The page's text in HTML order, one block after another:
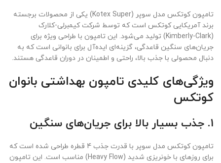
تامپون کوتکس مدل سوپر (Kotex Super) یکی از محصولات برجسته
برند آمریکایی کوتکس است که توسط شرکت کیمبرلی-کلارک
(Kimberly-Clark) تولید می‌شود. این تامپون با طراحی ویژه برای
جریان‌های سنگین قاعدگی، گزینه‌ای ایده‌آل برای بانوانی است که به
دنبال محصولی با جذب بالا، راحتی و اطمینان در دوران قاعدگی هستند.
ویژگی‌های کلیدی تامپون بهداشتی بانوان
کوتکس
1. جذب بسیار بالا برای جریان‌های سنگین
تامپون کوتکس مدل سوپر با قدرت جذب 4 قطره طراحی شده است که
برای روزهای با خونریزی شدید (Heavy Flow) مناسب است. این تامپون